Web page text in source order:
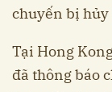
chuyến bị hủy
Tại Hong
đã thông báo